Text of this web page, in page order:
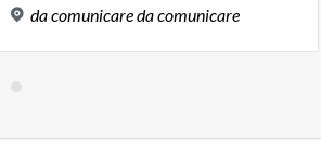
dacomunicaredacomunicare